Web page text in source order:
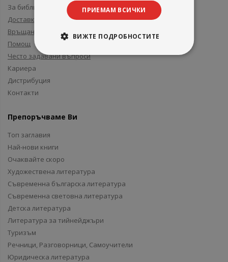
За библиотеки
Доставка
Връщане
Помощ
Често задавани въпроси
Кариера
Дистрибуция
Контакти
Препоръчваме Ви
Топ заглавия
Най-нови книги
Очаквайте скоро
Художествена литература
Съвременна българска литература
Съвременна световна литература
Детска литература
Литература за тийнейджъри
Туризъм
Речници, Разговорници, Самоучители
Юридическа литература
ПРИЕМАМ ВСИЧКИ
ВИЖТЕ ПОДРОБНОСТИТЕ